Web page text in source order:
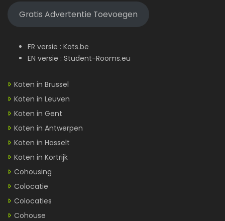
Gratis Advertentie Toevoegen
FR versie : Kots.be
EN versie : Student-Rooms.eu
Koten in Brussel
Koten in Leuven
Koten in Gent
Koten in Antwerpen
Koten in Hasselt
Koten in Kortrijk
Cohousing
Colocatie
Colocaties
Cohouse